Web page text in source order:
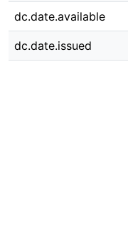
dc.date.available
dc.date.issued